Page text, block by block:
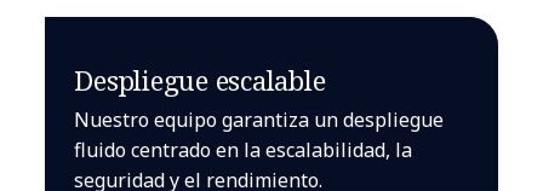
Despliegue escalable
Nuestro equipo garantiza un despliegue
fluido centrado en la escalabilidad, la
seguridad y el rendimiento.